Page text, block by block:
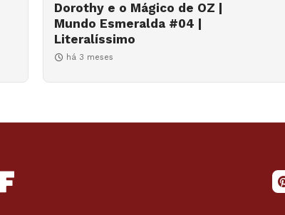
Dorothy e o Mágico de OZ |
Mundo Esmeralda #04 |
Literalíssimo
há 3 meses